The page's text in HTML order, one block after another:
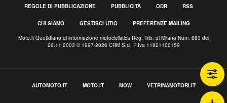
REGOLE DI PUBBLICAZIONE PUBBLICITÀ ODR RSS
CHI SIAMO GESTISCI UTIQ PREFERENZE MAILING
Moto.it Quotidiano di informazione motociclistica Reg. Trib. di Milano Num. 680 del
26.11.2003 © 1997-2026 CRM S.r.l. P.Iva 11921100159
AUTOMOTO.IT MOTO.IT MOW VETRINAMOTORI.IT